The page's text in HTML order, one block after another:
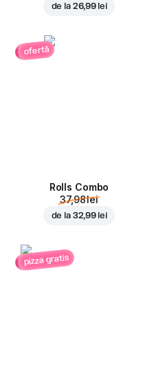
de la 26,99 lei
ofertă
Rolls Combo
37,98 lei
de la 32,99 lei
pizza gratis